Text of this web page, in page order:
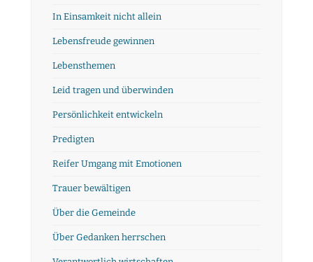
In Einsamkeit nicht allein
Lebensfreude gewinnen
Lebensthemen
Leid tragen und überwinden
Persönlichkeit entwickeln
Predigten
Reifer Umgang mit Emotionen
Trauer bewältigen
Über die Gemeinde
Über Gedanken herrschen